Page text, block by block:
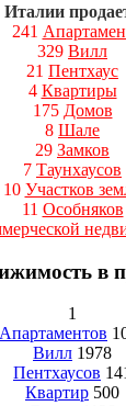
Италии
241
329 Вилл
21 Пентхаус
4 Квартиры
175 Домов
8 Шале
29 Замков
7 Таунхаусов
10 Участков
11 Особняков
в
1
Апартаментов
Вилл 1978
Пентхаусов
Квартир 500